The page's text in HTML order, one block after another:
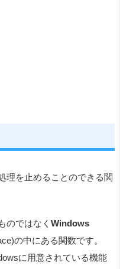
理を止めることのできる関
のではなく Windows
の中にある関数です。
に用意されている機能